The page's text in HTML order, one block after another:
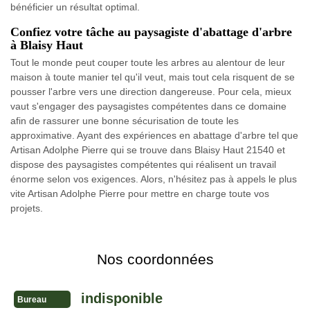
bénéficier un résultat optimal.
Confiez votre tâche au paysagiste d'abattage d'arbre
à Blaisy Haut
Tout le monde peut couper toute les arbres au alentour de leur
maison à toute manier tel qu'il veut, mais tout cela risquent de se
pousser l'arbre vers une direction dangereuse. Pour cela, mieux
vaut s'engager des paysagistes compétentes dans ce domaine
afin de rassurer une bonne sécurisation de toute les
approximative. Ayant des expériences en abattage d'arbre tel que
Artisan Adolphe Pierre qui se trouve dans Blaisy Haut 21540 et
dispose des paysagistes compétentes qui réalisent un travail
énorme selon vos exigences. Alors, n'hésitez pas à appels le plus
vite Artisan Adolphe Pierre pour mettre en charge toute vos
projets.
Nos coordonnées
Bureau indisponible